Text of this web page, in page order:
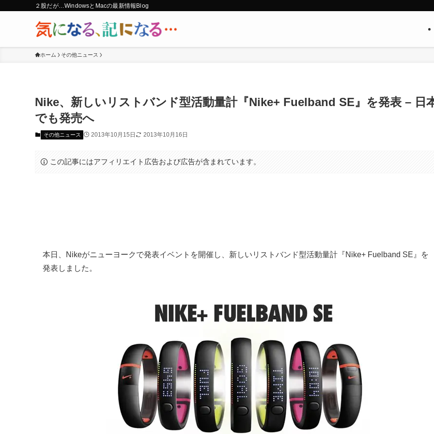
２股だが…WindowsとMacの最新情報Blog
ホーム その他ニュース
Nike、新しいリストバンド型活動量計『Nike+ Fuelband SE』を発表 – 日
でも発売へ
その他ニュース 2013年10月15日 2013年10月16日
この記事にはアフィリエイト広告および広告が含まれています。
本日、Nikeがニューヨークで発表イベントを開催し、新しいリストバンド型活動量計『Nike+ Fuelband SE』を
発表しました。